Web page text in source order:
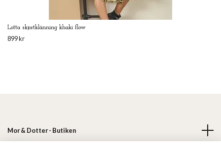
Lotta skjortklänning khaki flow
899 kr
Mor & Dotter - Butiken